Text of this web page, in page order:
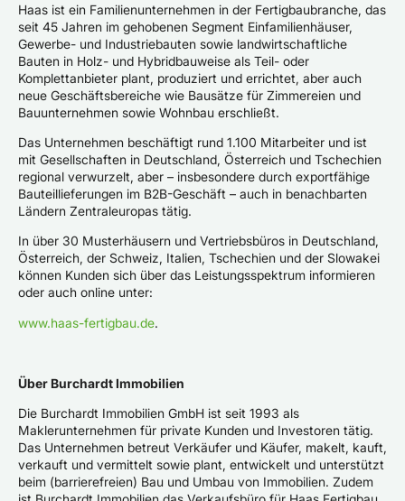
Haas ist ein Familienunternehmen in der Fertigbaubranche, das
seit 45 Jahren im gehobenen Segment Einfamilienhäuser,
Gewerbe- und Industriebauten sowie landwirtschaftliche
Bauten in Holz- und Hybridbauweise als Teil- oder
Komplettanbieter plant, produziert und errichtet, aber auch
neue Geschäftsbereiche wie Bausätze für Zimmereien und
Bauunternehmen sowie Wohnbau erschließt.
Das Unternehmen beschäftigt rund 1.100 Mitarbeiter und ist
mit Gesellschaften in Deutschland, Österreich und Tschechien
regional verwurzelt, aber – insbesondere durch exportfähige
Bauteillieferungen im B2B-Geschäft – auch in benachbarten
Ländern Zentraleuropas tätig.
In über 30 Musterhäusern und Vertriebsbüros in Deutschland,
Österreich, der Schweiz, Italien, Tschechien und der Slowakei
können Kunden sich über das Leistungsspektrum informieren
oder auch online unter:
www.haas-fertigbau.de.
Über Burchardt Immobilien
Die Burchardt Immobilien GmbH ist seit 1993 als
Maklerunternehmen für private Kunden und Investoren tätig.
Das Unternehmen betreut Verkäufer und Käufer, makelt, kauft,
verkauft und vermittelt sowie plant, entwickelt und unterstützt
beim (barrierefreien) Bau und Umbau von Immobilien. Zudem